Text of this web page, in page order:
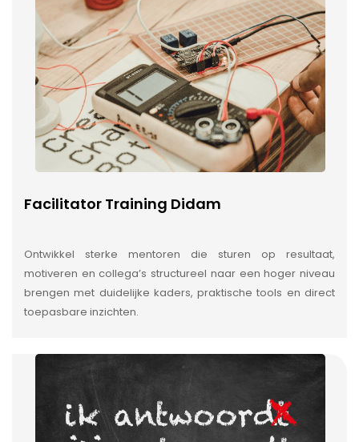
Facilitator Training Didam
Ontwikkel sterke mentoren die sturen op resultaat,
motiveren en collega’s structureel naar een hoger niveau
brengen met duidelijke kaders, praktische tools en direct
toepasbare inzichten.